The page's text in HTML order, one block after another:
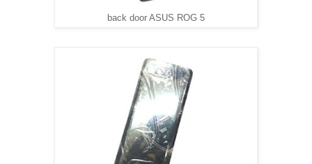
back door ASUS ROG 5